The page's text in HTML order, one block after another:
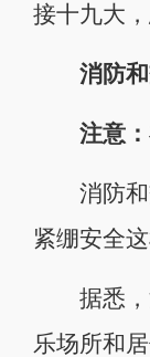
接十九大
消防和
注意：
消防和
紧绷安全
据悉，
乐场所和